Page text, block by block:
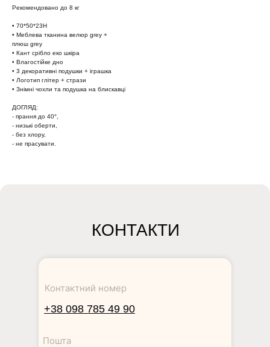
Рекомендовано до 8 кг
• 70*50*23H
• Меблева тканина велюр grey +
плюш grey
• Кант срібло еко шкіра
• Влагостійке дно
• 3 декоративні подушки + іграшка
• Логотип глітер + стрази
• Знімні чохли та подушка на блискавці
ДОГЛЯД:
- прання до 40°,
- низькі обeрти,
- без хлору,
- не прасувати.
КОНТАКТИ
+38 098 785 49 90
Контактний номер
Пошта